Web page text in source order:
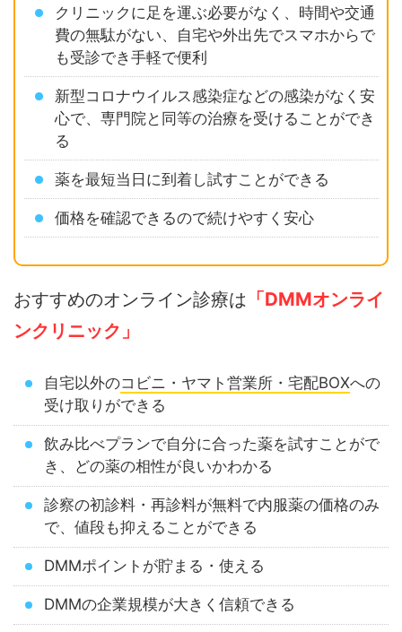
クリニックに足を運ぶ必要がなく、時間や交通
費の無駄がない、自宅や外出先でスマホからで
も受診でき手軽で便利
新型コロナウイルス感染症などの感染がなく安
心で、専門院と同等の治療を受けることができ
る
薬を最短当日に到着し試すことができる
価格を確認できるので続けやすく安心
おすすめのオンライン診療は 「DMMオンライ
ンクリニック」
自宅以外のコビニ・ヤマト営業所・宅配BOXへの
受け取りができる
飲み比べプランで自分に合った薬を試すことがで
き、どの薬の相性が良いかわかる
診察の初診料・再診料が無料で内服薬の価格のみ
で、値段も抑えることができる
DMMポイントが貯まる・使える
DMMの企業規模が大きく信頼できる